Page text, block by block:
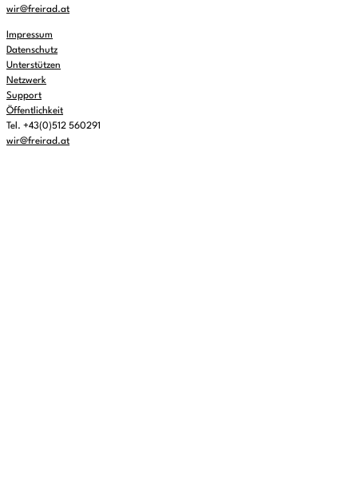
wir@freirad.at
Impressum
Datenschutz
Unterstützen
Netzwerk
Support
Öffentlichkeit
Tel. +43(0)512 560291
wir@freirad.at